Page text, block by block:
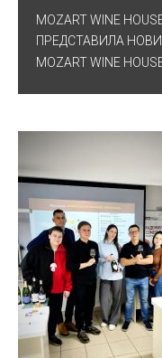
MOZART WINE
ПРЕДСТАВИЛА
MOZART WINE